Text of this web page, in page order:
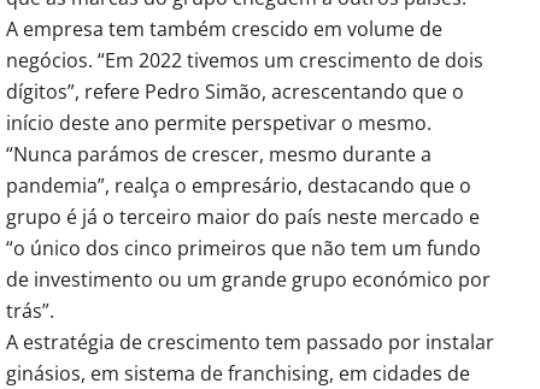
A empresa tem também crescido em volume de
negócios. “Em 2022 tivemos um crescimento de dois
dígitos”, refere Pedro Simão, acrescentando que o
início deste ano permite perspetivar o mesmo.
“Nunca parámos de crescer, mesmo durante a
pandemia”, realça o empresário, destacando que o
grupo é já o terceiro maior do país neste mercado e
“o único dos cinco primeiros que não tem um fundo
de investimento ou um grande grupo económico por
trás”.
A estratégia de crescimento tem passado por instalar
ginásios, em sistema de franchising, em cidades de